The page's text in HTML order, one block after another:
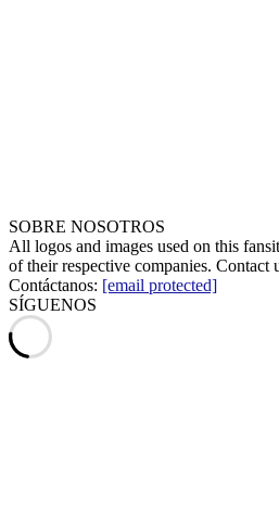
SOBRE NOSOTROS
All logos and images used on this
of their respective companies. Contact
Contáctanos: [email protected]
SÍGUENOS